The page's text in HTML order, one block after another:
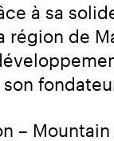
à sa
de
–